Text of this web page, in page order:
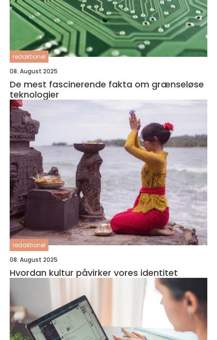
redaktionel
08. August 2025
De mest fascinerende fakta om grænseløse
teknologier
redaktionel
08. August 2025
Hvordan kultur påvirker vores identitet